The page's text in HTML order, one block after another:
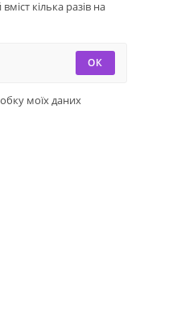
кілька разів на
ОК
моїх даних